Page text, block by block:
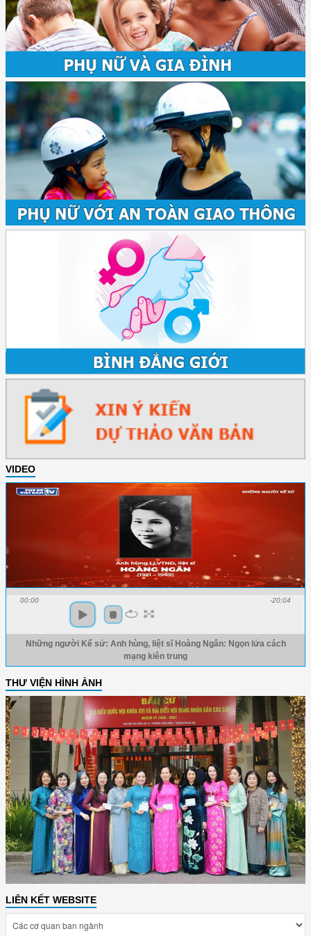
VIDEO
00:00 -20:04
Những người Kể sử: Anh hùng, liệt sĩ Hoàng Ngân: Ngọn lửa cách
mạng kiên trung
THƯ VIỆN HÌNH ẢNH
LIÊN KẾT WEBSITE